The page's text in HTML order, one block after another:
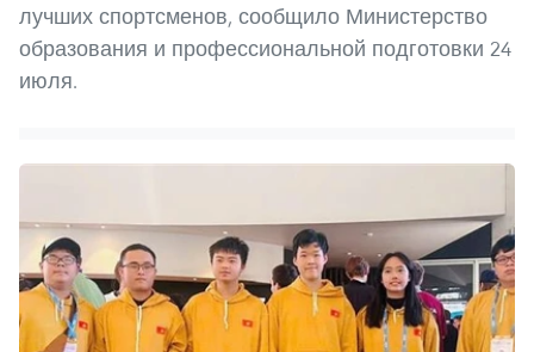
лучших спортсменов, сообщило Министерство
образования и профессиональной подготовки 24
июля.